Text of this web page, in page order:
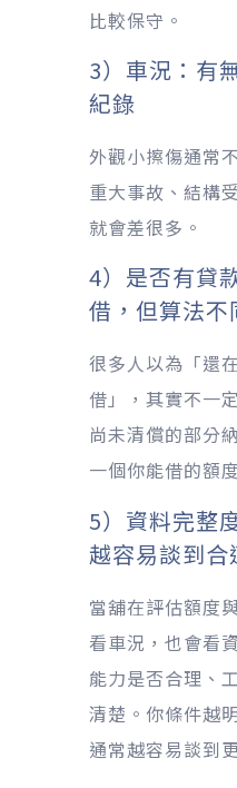
比較保守。
3）車況：有
紀錄
外觀小擦傷通常
重大事故、結構
就會差很多。
4）是否有貸
借，但算法不
很多人以為「還
借」，其實不一
尚未清償的部分
一個你能借的額
5）資料完整
越容易談到合
當舖在評估額度
看車況，也會看
能力是否合理、
清楚。你條件越
通常越容易談到